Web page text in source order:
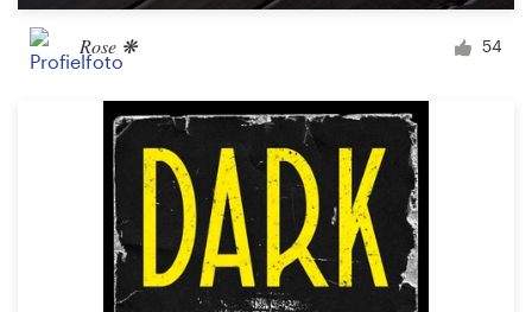
Rose ❋ 54